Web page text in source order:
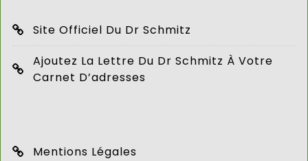
Site Officiel Du Dr Schmitz
Ajoutez La Lettre Du Dr Schmitz À Votre
Carnet D’adresses
Mentions Légales